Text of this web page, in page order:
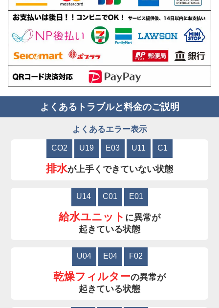
よくあるトラブルと料金のご説明
よくあるエラー表示
CO2 U19 E03 U11 C1
排水が上手くできていない状態
U14 C01 E01
給水ユニット に異常が
起きている状態
U04 E04 F02
乾燥フィルターの異常が
起きている状態